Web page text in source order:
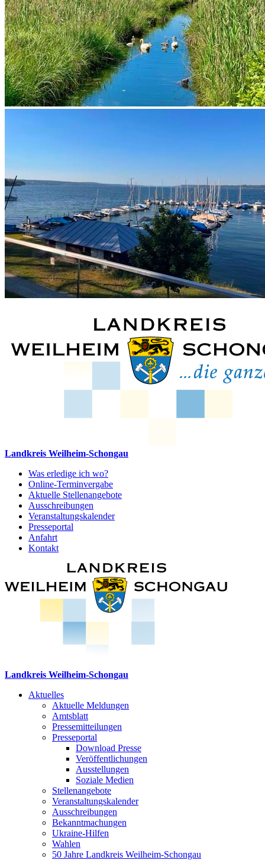
Landkreis Weilheim-Schongau
Was erledige ich wo?
Online-Terminvergabe
Aktuelle Stellenangebote
Ausschreibungen
Veranstaltungskalender
Presseportal
Anfahrt
Kontakt
Landkreis Weilheim-Schongau
Aktuelles
Aktuelle Meldungen
Amtsblatt
Pressemitteilungen
Presseportal
Download Presse
Veröffentlichungen
Ausstellungen
Soziale Medien
Stellenangebote
Veranstaltungskalender
Ausschreibungen
Bekanntmachungen
Ukraine-Hilfen
Wahlen
50 Jahre Landkreis Weilheim-Schongau